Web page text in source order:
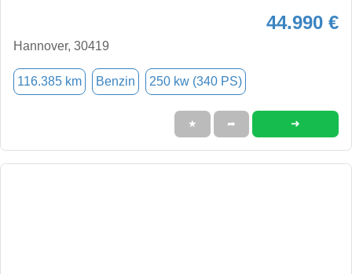
44.990 €
Hannover, 30419
116.385 km Benzin 250 kw (340 PS)
★ ➦ ➜